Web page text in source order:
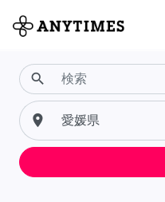
search
place